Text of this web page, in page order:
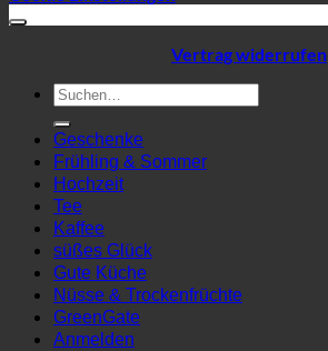
Vertrag widerrufen
Suchen
nach:
Geschenke
Frühling & Sommer
Hochzeit
Tee
Kaffee
süßes Glück
Gute Küche
Nüsse & Trockenfrüchte
GreenGate
Anmelden